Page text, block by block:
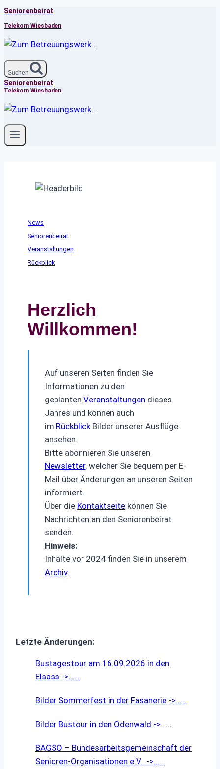
Zum
Inhalt
springen
Seniorenbeirat
Telekom Wiesbaden
Suchen
Seniorenbeirat
Telekom Wiesbaden
News
Seniorenbeirat
Veranstaltungen
Rückblick
Herzlich
Willkommen!
Auf unseren Seiten finden Sie
Informationen zu den
geplanten Veranstaltungen dieses
Jahres und können auch
im RückblickBilder unserer Ausflüge
ansehen.
Bitte abonnieren Sie unseren
Newsletter, welcher Sie bequem per E-
Mail über Änderungen an unseren Seiten
informiert.
Über die Kontaktseite können Sie
Nachrichten an den Seniorenbeirat
senden.
Hinweis:
Inhalte vor 2024 finden Sie in unserem
Archiv.
Letzte Änderungen:
Bustagestour am 16.09.2026 in den
Elsass ->……
Bilder Sommerfest in der Fasanerie ->……
Bilder Bustour in den Odenwald ->……
BAGSO – Bundesarbeitsgemeinschaft der
Senioren-Organisationen e.V. ->……